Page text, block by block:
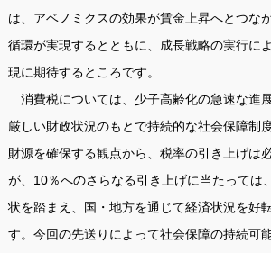
は、アベノミクスの効果が賃金上昇へとつな
循環が実現するとともに、成長戦略の実行に
現に期待するところです。
消費税については、少子高齢化の急速な進
厳しい財政状況のもとで持続的な社会保障制
財源を確保する観点から、税率の引き上げは
が、10％へのさらなる引き上げに当たっては
状を踏まえ、国・地方を通じて経済状況を好
す。今回の先送りによって社会保障の持続可